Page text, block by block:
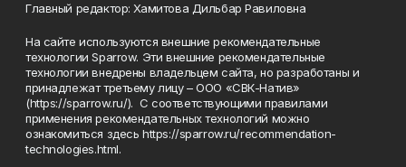
Главный редактор: Хамитова Дильбар Равиловна
На сайте используются внешние рекомендательные
технологии Sparrow. Эти внешние рекомендательные
технологии внедрены владельцем сайта, но разработаны и
принадлежат третьему лицу – ООО «СВК-Натив»
(https://sparrow.ru/). С соответствующими правилами
применения рекомендательных технологий можно
ознакомиться здесь https://sparrow.ru/recommendation-
technologies.html.